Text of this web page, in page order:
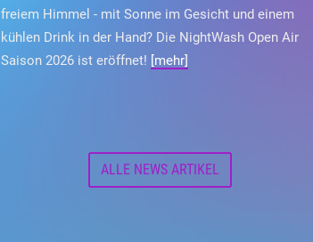
freiem Himmel - mit Sonne im Gesicht und einem
kühlen Drink in der Hand? Die NightWash Open Air
Saison 2026 ist eröffnet! [mehr]
ALLE NEWS ARTIKEL